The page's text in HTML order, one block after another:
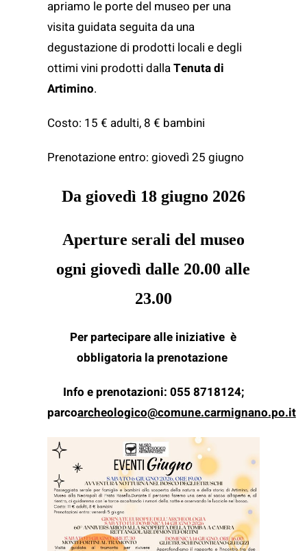
apriamo le porte del museo per una
visita guidata seguita da una
degustazione di prodotti locali e degli
ottimi vini prodotti dallaTenuta di
Artimino.
Costo: 15 € adulti, 8 € bambini
Prenotazione entro: giovedì 25 giugno
Da giovedì 18 giugno 2026
Aperture serali del museo
ogni giovedì dalle 20.00 alle
23.00
Per partecipare alle iniziative è
obbligatoria la prenotazione
Info e prenotazioni: 055 8718124;
parcoarcheologico@comune.carmignano.po.it